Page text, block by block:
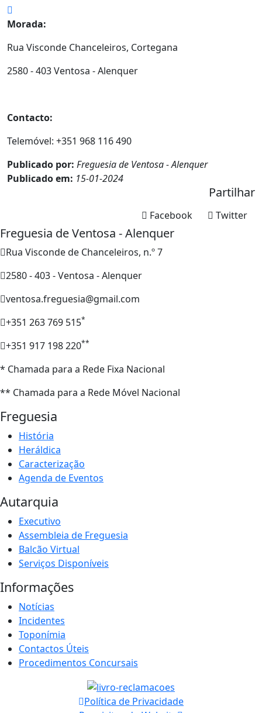
Morada:
Rua Visconde Chanceleiros, Cortegana
2580 - 403 Ventosa - Alenquer
Contacto:
Telemóvel: +351 968 116 490
Publicado por: Freguesia de Ventosa - Alenquer
Publicado em: 15-01-2024
Partilhar
Twitter
Facebook
Freguesia de Ventosa - Alenquer
Rua Visconde de Chanceleiros, n.º 7
2580 - 403 - Ventosa - Alenquer
ventosa.freguesia@gmail.com
+351 263 769 515*
+351 917 198 220**
* Chamada para a Rede Fixa Nacional
** Chamada para a Rede Móvel Nacional
Freguesia
História
Heráldica
Caracterização
Agenda de Eventos
Autarquia
Executivo
Assembleia de Freguesia
Balcão Virtual
Serviços Disponíveis
Informações
Notícias
Incidentes
Toponímia
Contactos Úteis
Procedimentos Concursais
Política de Privacidade